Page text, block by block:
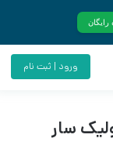
ورود | ثبت نام
سار